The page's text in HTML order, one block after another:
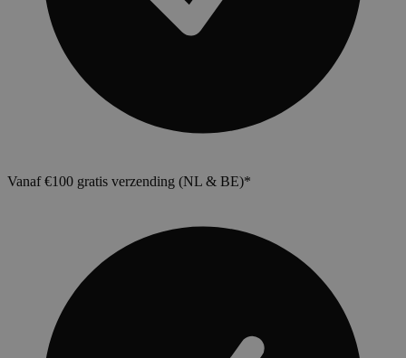
Vanaf €100 gratis verzending (NL & BE)*